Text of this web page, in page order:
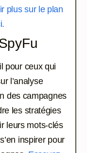
plus sur le plan
pour ceux qui
l’analyse
des campagnes
les stratégies
leurs mots-clés
inspirer pour